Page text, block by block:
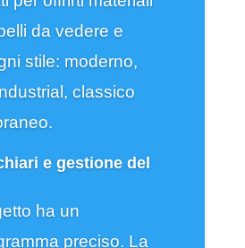
da vedere e
stile: moderno,
classico
e gestione del
ha un
preciso. La